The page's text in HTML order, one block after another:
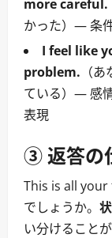
more careful.
かった）― 条
I feel like
problem. （
ている）― 感
表現
③ 返答の
This is all your
でしょうか。
い分けること